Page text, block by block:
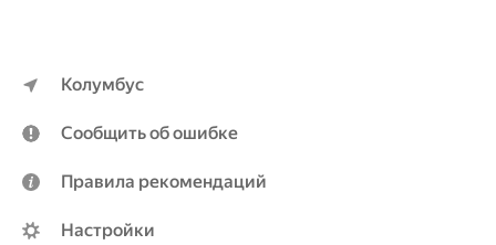
Колумбус
Сообщить об ошибке
Правила рекомендаций
Настройки